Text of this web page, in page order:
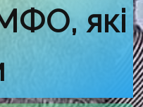
які